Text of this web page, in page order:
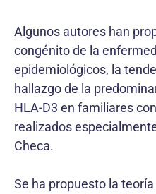
Algunos autores han
congénito de la
epidemiológicos, la
hallazgo de la
HLA-D3 en familiares
realizados
Checa.
Se ha propuesto la